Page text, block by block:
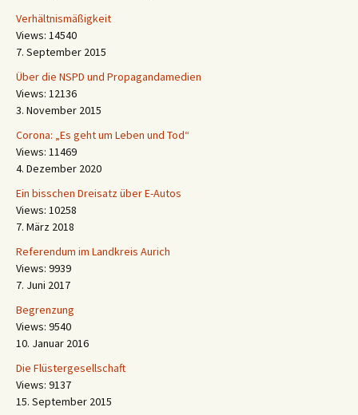
Verhältnismäßigkeit
Views: 14540
7. September 2015
Über die NSPD und Propagandamedien
Views: 12136
3. November 2015
Corona: „Es geht um Leben und Tod“
Views: 11469
4. Dezember 2020
Ein bisschen Dreisatz über E-Autos
Views: 10258
7. März 2018
Referendum im Landkreis Aurich
Views: 9939
7. Juni 2017
Begrenzung
Views: 9540
10. Januar 2016
Die Flüstergesellschaft
Views: 9137
15. September 2015